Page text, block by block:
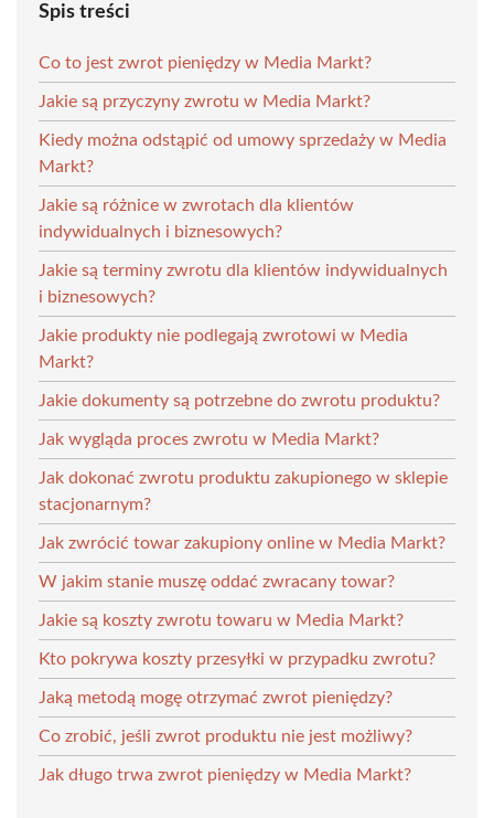
Spis treści
Co to jest zwrot pieniędzy w Media Markt?
Jakie są przyczyny zwrotu w Media Markt?
Kiedy można odstąpić od umowy sprzedaży w Media
Markt?
Jakie są różnice w zwrotach dla klientów
indywidualnych i biznesowych?
Jakie są terminy zwrotu dla klientów indywidualnych
i biznesowych?
Jakie produkty nie podlegają zwrotowi w Media
Markt?
Jakie dokumenty są potrzebne do zwrotu produktu?
Jak wygląda proces zwrotu w Media Markt?
Jak dokonać zwrotu produktu zakupionego w sklepie
stacjonarnym?
Jak zwrócić towar zakupiony online w Media Markt?
W jakim stanie muszę oddać zwracany towar?
Jakie są koszty zwrotu towaru w Media Markt?
Kto pokrywa koszty przesyłki w przypadku zwrotu?
Jaką metodą mogę otrzymać zwrot pieniędzy?
Co zrobić, jeśli zwrot produktu nie jest możliwy?
Jak długo trwa zwrot pieniędzy w Media Markt?